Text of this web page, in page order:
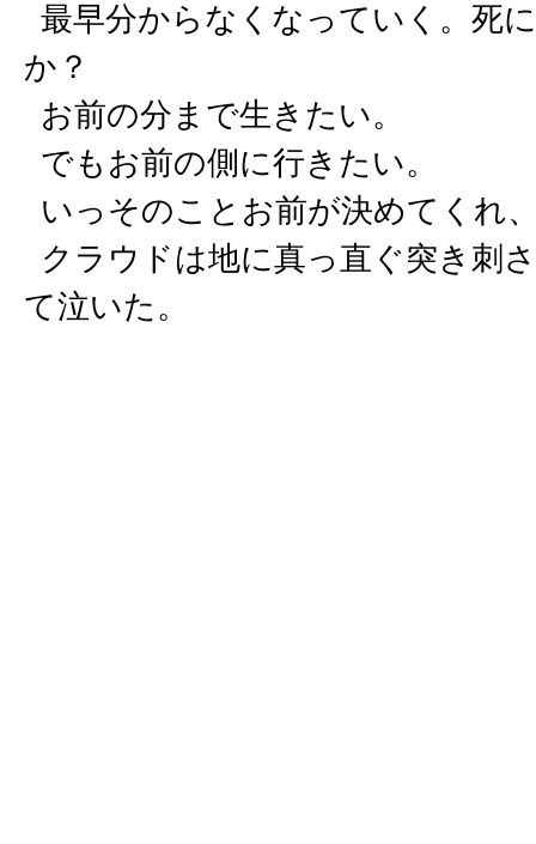
最早分からなくなっていく。死
か？
お前の分まで生きたい。
でもお前の側に行きたい。
いっそのことお前が決めてくれ
クラウドは地に真っ直ぐ突き刺
て泣いた。